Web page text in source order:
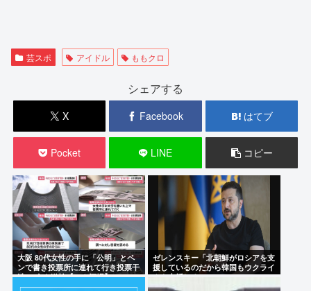
芸スポ アイドル ももクロ
シェアする
X Facebook はてブ
Pocket LINE コピー
大阪 80代女性の手に「公明」とペ
ンで書き投票所に連れて行き投票干
渉 60女を送検【いさ酒場】
ゼレンスキー「北朝鮮がロシアを支
援しているのだから韓国もウクライ
ナを支援しろ」